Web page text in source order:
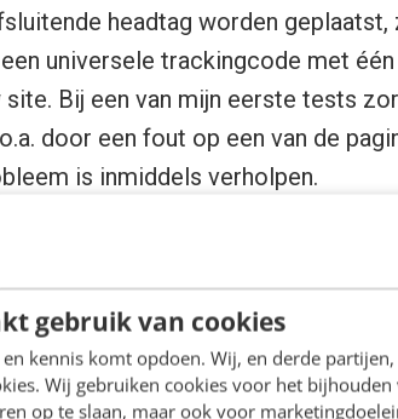
gebruik van cookies
kennis komt opdoen. Wij, en derde
Wij gebruiken cookies voor het bijhouden
op te slaan, maar ook voor
headtag worden
universele trackingcode met
site. Bij een van mijn eerste tests
door een fout op een van de
is inmiddels verholpen.